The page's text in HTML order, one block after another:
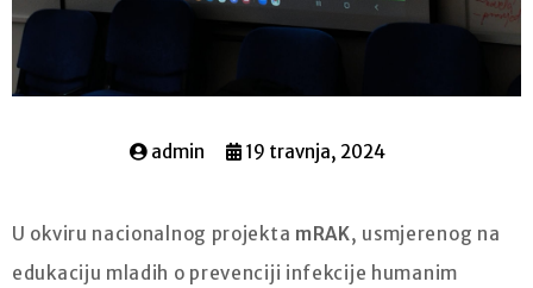
admin 19 travnja, 2024
U okviru nacionalnog projekta mRAK, usmjerenog na
edukaciju mladih o prevenciji infekcije humanim